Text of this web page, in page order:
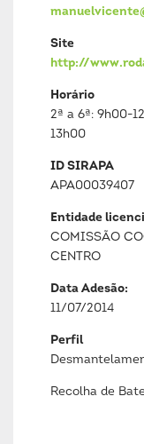
Site
http://
Horário
2ª a 6ª: 9h00-
13h00
ID SIRAPA
APA00039407
Entidade
COMISSÃO
CENTRO
Data Adesão:
11/07/2014
Perfil
Recolha de